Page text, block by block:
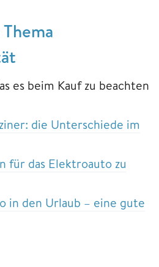
es beim Kauf zu beachten
die Unterschiede im
für das Elektroauto zu
in den Urlaub – eine gute